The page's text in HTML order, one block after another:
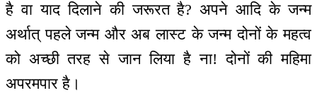
है वा याद दिलाने की जरूरत है? अपने आदि के जन्म
अर्थात् पहले जन्म और अब लास्ट के जन्म दोनों के महत्व
को अच्छी तरह से जान लिया है ना! दोनों की महिमा
अपरमपार है।